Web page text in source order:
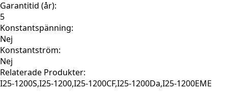
Garantitid (år):
5
Konstantspänning:
Nej
Konstantström:
Nej
Relaterade Produkter:
I25-1200S,I25-1200,I25-1200CF,I25-1200Da,I25-1200EME